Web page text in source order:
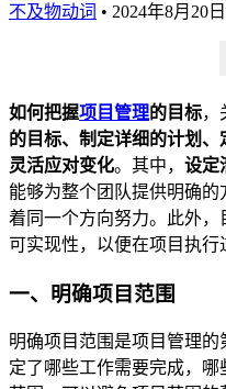
不及物动词 • 2024年8月20
如何把握项目管理的目标，
的目标、制定详细的计划、
灵活应对变化。其中， 设定
能够为整个团队提供明确
着同一个方向努力。此外
可实现性，以便在项目执行
一、明确项目范围
明确项目范围是项目管理
定了哪些工作需要完成，